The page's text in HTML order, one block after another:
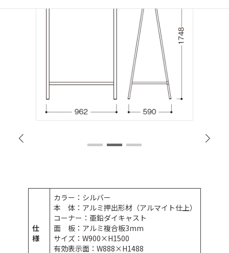
仕
様
カラー：シルバー
本 体：アルミ押出形材（アルマイト仕上）
コーナー：亜鉛ダイキャスト
面 板：アルミ複合板3mm
サイズ：W900×H1500
有効表示面：W888×H1488